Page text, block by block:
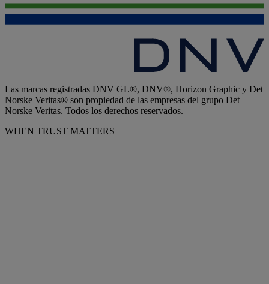
Las marcas registradas DNV GL®, DNV®, Horizon Graphic y Det
Norske Veritas® son propiedad de las empresas del grupo Det
Norske Veritas. Todos los derechos reservados.
WHEN TRUST MATTERS